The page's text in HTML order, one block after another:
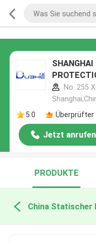
No. 255
5.0
Überprüfter
Jetzt anrufen
PRODUKTE
China Statischer